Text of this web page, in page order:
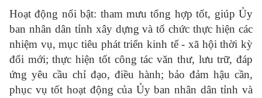
Hoạt động nổi bật: tham mưu tổng hợp tốt, giúp Ủy
ban nhân dân tỉnh xây dựng và tổ chức thực hiện các
nhiệm vụ, mục tiêu phát triển kinh tế - xã hội thời kỳ
đổi mới; thực hiện tốt công tác văn thư, lưu trữ, đáp
ứng yêu cầu chỉ đạo, điều hành; bảo đảm hậu cần,
phục vụ tốt hoạt động của Ủy ban nhân dân tỉnh và